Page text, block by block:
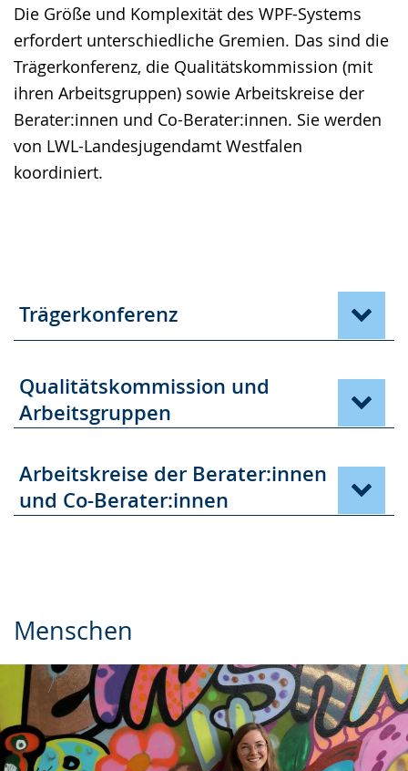
Sprache
wechseln.
Unterstützung.
in
Deutscher
Gebärdensprache
wird
angezeigt.
Die Größe und Komplexität des WPF-Systems
erfordert unterschiedliche Gremien. Das sind die
Trägerkonferenz, die Qualitätskommission (mit
ihren Arbeitsgruppen) sowie Arbeitskreise der
Berater:innen und Co-Berater:innen. Sie werden
von LWL-Landesjugendamt Westfalen
koordiniert.
Trägerkonferenz
Qualitätskommission und
Arbeitsgruppen
Arbeitskreise der Berater:innen
und Co-Berater:innen
Menschen